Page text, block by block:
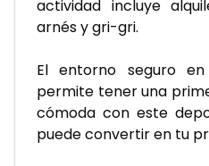
actividad incluye
arnés y gri-gri.
El entorno seguro
permite tener una
cómoda con este
puede convertir en tu